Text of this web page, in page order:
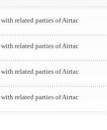
related parties of Airtac
related parties of Airtac
related parties of Airtac
related parties of Airtac